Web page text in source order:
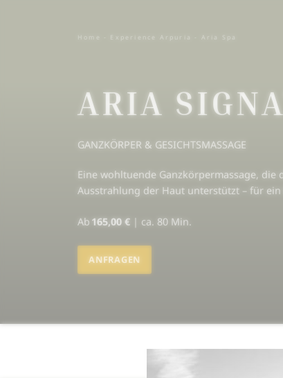
Home Experience Arpuria Aria Spa
ARIA
GANZKÖRPER & GESICHTSMASSAGE
Eine wohltuende Ganzkörpermassage,
Ausstrahlung der Haut unterstützt – für
Ab 165,00 € | ca. 80 Min.
ANFRAGEN